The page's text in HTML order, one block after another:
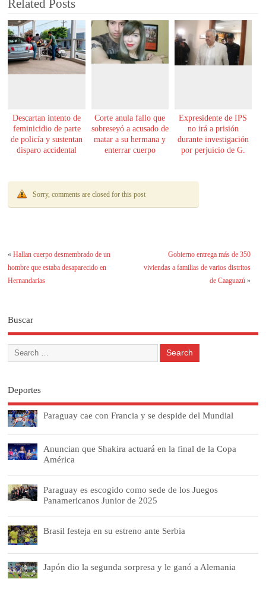
Related Posts
Descartan intento de
feminicidio de parte
de policía y sustentan
disparo accidental
Corte anula fallo que
sobreseyó a acusado de
matar a su hermana y
enterrar cuerpo
Expresidente de IPS
no irá a prisión
durante investigación
por perjuicio de G.
Sorry, comments are closed for this post
«Hallan cuerpo desmembrado de un
hombre que estaba desaparecido en
Hernandarias
Gobierno entrega más de 350
viviendas a familias de varios distritos
de Caaguazú»
Buscar
Deportes
Paraguay cae con Francia y se despide del Mundial
Anuncian que Shakira actuará en la final de la Copa
América
Paraguay es escogido como sede de los Juegos
Panamericanos Junior de 2025
Brasil festeja en su estreno ante Serbia
Japón dio la segunda sorpresa y le ganó a Alemania